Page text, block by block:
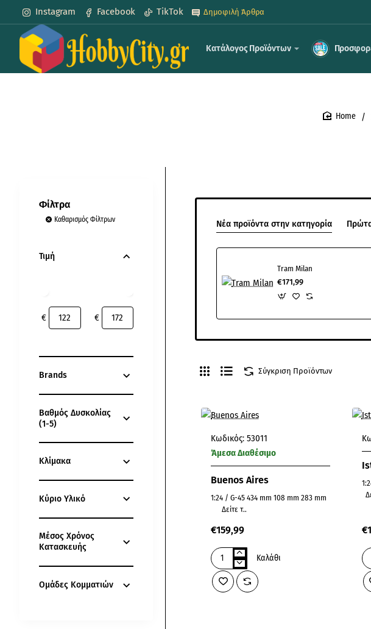
Instagram Facebook TikTok Δημοφιλή Άρθρα
Κατάλογος Προϊόντων
Φίλτρα
Καθαρισμός Φίλτρων
Τιμή
€ €
Brands
Βαθμός Δυσκολίας
(1-5)
Κλίμακα
Κύριο Υλικό
Μέσος Χρόνος
Κατασκευής
Ομάδες Κομματιών
Νέα προϊόντα στην κατηγορία
Tram Milan
€171,99
Σύγκριση Προϊόντων
Κωδικός: 53011
Άμεσα Διαθέσιμο
Buenos Aires
1:24 / G-45 434 mm 108 mm 283 mm
Δείτε τ..
€159,99
Buenos
Aires
Καλάθι
1:24 /